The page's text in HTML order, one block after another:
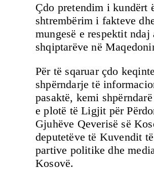
Çdo pretendim i kundërt
shtrembërim i fakteve
mungesë e respektit ndaj
shqiptarëve në
Për të sqaruar çdo
shpërndarje të
pasaktë, kemi
e plotë të Ligjit për
Gjuhëve Qeverisë së
deputetëve të Kuvendit
partive politike dhe
Kosovë.